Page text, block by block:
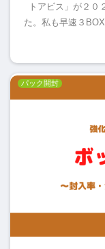
トアビス」が２０
た。私も早速３
パック開封